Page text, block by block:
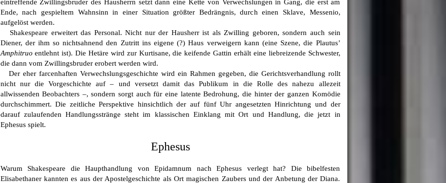
eintreffende Zwillingsbruder des Hausherrn setzt dann eine Kette von Verwechslungen in Gang, die erst am
Ende, nach gespieltem Wahnsinn in einer Situation größter Bedrängnis, durch einen Sklave, Messenio,
aufgelöst werden.
Shakespeare erweitert das Personal. Nicht nur der Hausherr ist als Zwilling geboren, sondern auch sein
Diener, der ihm so nichtsahnend den Zutritt ins eigene (?) Haus verweigern kann (eine Szene, die Plautus’
Amphitruo entlehnt ist). Die Hetäre wird zur Kurtisane, die keifende Gattin erhält eine liebreizende Schwester,
die dann vom Zwillingsbruder erobert werden wird.
Der eher farcenhaften Verwechslungsgeschichte wird ein Rahmen gegeben, die Gerichtsverhandlung rollt
nicht nur die Vorgeschichte auf – und versetzt damit das Publikum in die Rolle des nahezu allezeit
allwissenden Beobachters –, sondern sorgt auch für eine latente Bedrohung, die hinter der ganzen Komödie
durchschimmert. Die zeitliche Perspektive hinsichtlich der auf fünf Uhr angesetzten Hinrichtung und der
darauf zulaufenden Handlungsstränge steht im klassischen Einklang mit Ort und Handlung, die jetzt in
Ephesus spielt.
Ephesus
Warum Shakespeare die Haupthandlung von Epidamnum nach Ephesus verlegt hat? Die bibelfesten
Elisabethaner kannten es aus der Apostelgeschichte als Ort magischen Zaubers und der Anbetung der Diana.